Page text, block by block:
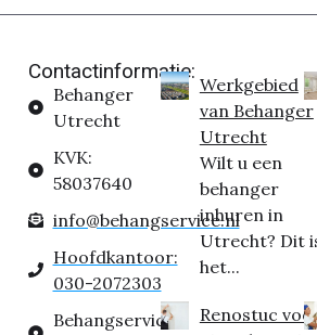
Contactinformatie:
Behanger
Utrecht
KVK:
58037640
info@behangservice.nl
Hoofdkantoor:
030-2072303
Behangservice
Werkgebied
van Behanger
Utrecht
Wilt u een
behanger
inhuren in
Utrecht? Dit
het...
Renostuc